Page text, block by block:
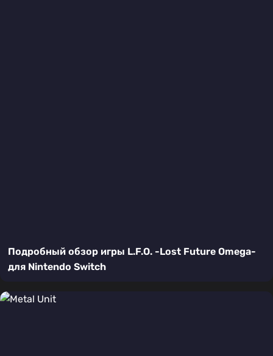
Подробный обзор игры L.F.O. -Lost Future Omega-
для Nintendo Switch